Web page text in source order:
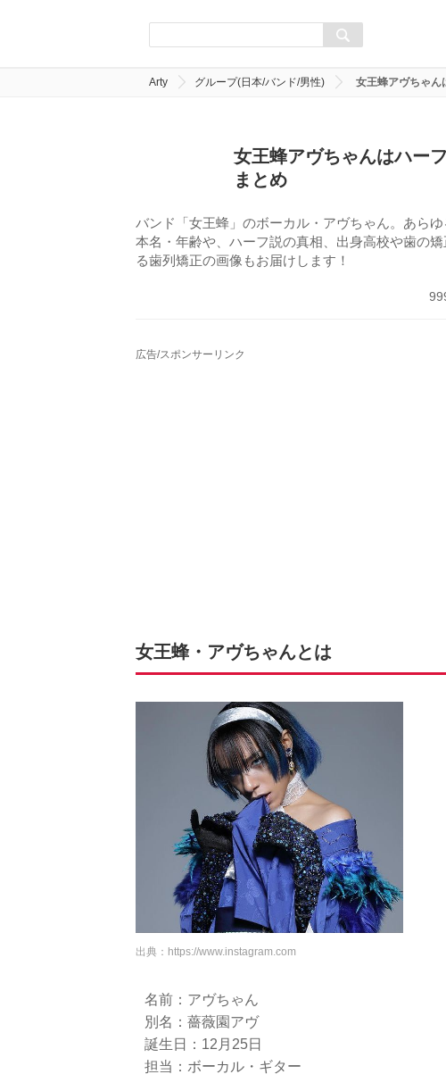
Arty グループ(日本/バンド/男性) 女王蜂アヴちゃん
女王蜂アヴちゃんはハー
まとめ
バンド「女王蜂」のボーカル・アヴちゃん。あら
本名・年齢や、ハーフ説の真相、出身高校や歯の
る歯列矯正の画像もお届けします！
広告/スポンサーリンク
女王蜂・アヴちゃんとは
出典： https://www.instagram.com
名前：アヴちゃん
別名：薔薇園アヴ
誕生日：12月25日
担当：ボーカル・ギター